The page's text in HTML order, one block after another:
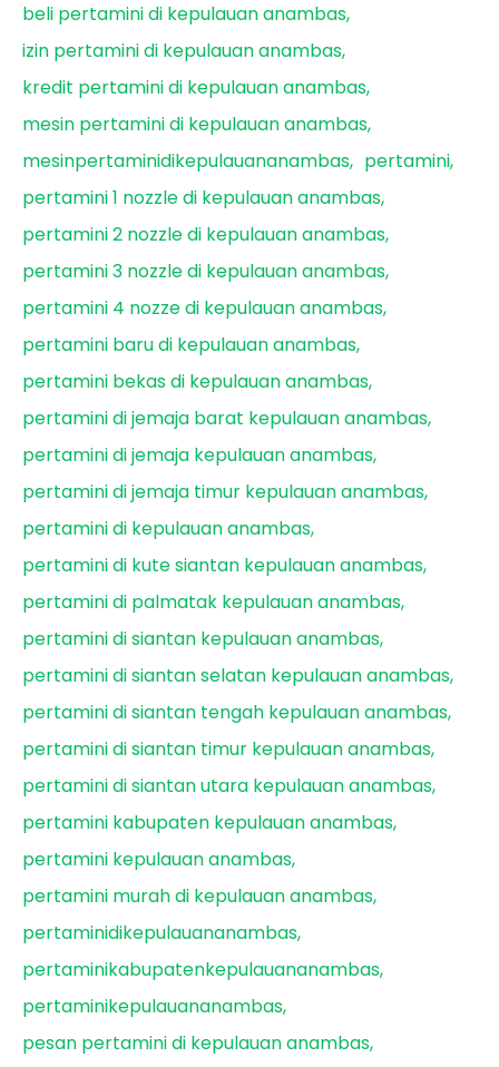
beli pertamini di kepulauan anambas
izin pertamini di kepulauan anambas
kredit pertamini di kepulauan anambas
mesin pertamini di kepulauan anambas
mesinpertaminidikepulauananambas
pertamini
pertamini 1 nozzle di kepulauan anambas
pertamini 2 nozzle di kepulauan anambas
pertamini 3 nozzle di kepulauan anambas
pertamini 4 nozze di kepulauan anambas
pertamini baru di kepulauan anambas
pertamini bekas di kepulauan anambas
pertamini di jemaja barat kepulauan anambas
pertamini di jemaja kepulauan anambas
pertamini di jemaja timur kepulauan anambas
pertamini di kepulauan anambas
pertamini di kute siantan kepulauan anambas
pertamini di palmatak kepulauan anambas
pertamini di siantan kepulauan anambas
pertamini di siantan selatan kepulauan anambas
pertamini di siantan tengah kepulauan anambas
pertamini di siantan timur kepulauan anambas
pertamini di siantan utara kepulauan anambas
pertamini kabupaten kepulauan anambas
pertamini kepulauan anambas
pertamini murah di kepulauan anambas
pertaminidikepulauananambas
pertaminikabupatenkepulauananambas
pertaminikepulauananambas
pesan pertamini di kepulauan anambas